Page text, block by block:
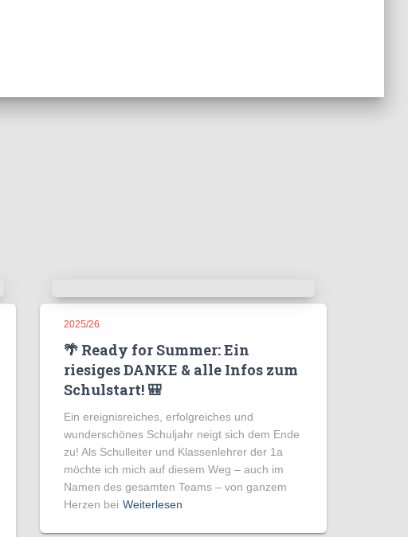
2025/26
🌴 Ready for Summer: Ein
riesiges DANKE & alle Infos zum
Schulstart! 🎒
Ein ereignisreiches, erfolgreiches und
wunderschönes Schuljahr neigt sich dem Ende
zu! Als Schulleiter und Klassenlehrer der 1a
möchte ich mich auf diesem Weg – auch im
Namen des gesamten Teams – von ganzem
Herzen bei Weiterlesen